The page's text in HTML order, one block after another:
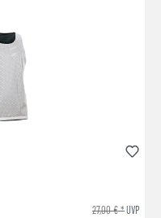
27,00 € *UVP